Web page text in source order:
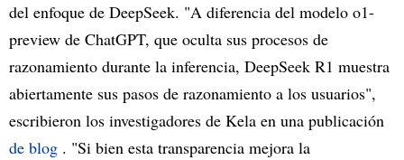
del enfoque de DeepSeek. "A diferencia del modelo o1-
preview de ChatGPT, que oculta sus procesos de
razonamiento durante la inferencia, DeepSeek R1 muestra
abiertamente sus pasos de razonamiento a los usuarios",
escribieron los investigadores de Kela en una publicación
de blog . "Si bien esta transparencia mejora la